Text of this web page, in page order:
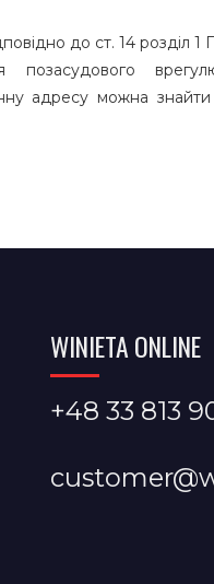
до ст. 14
позасудового
адресу можна
WINIETA ONLINE
+48 33 813